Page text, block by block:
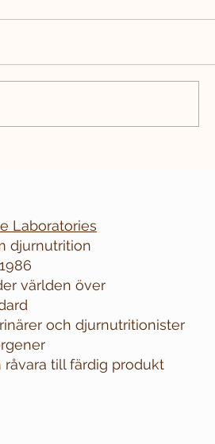
Laboratories
djurnutrition
världen över
och djurnutritionister
råvara till färdig produkt